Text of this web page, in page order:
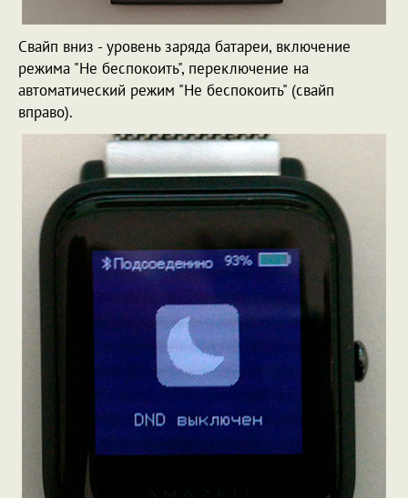
Свайп вниз - уровень заряда батареи, включение
режима "Не беспокоить", переключение на
автоматический режим "Не беспокоить" (свайп
вправо).